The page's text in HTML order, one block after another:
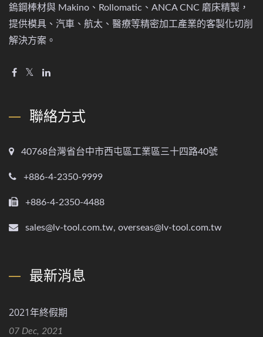
鎢鋼棒材與 Makino、Rollomatic、ANCA CNC 磨床精製，
提供模具、汽車、航太、醫療等精密加工產業的客製化切削
解決方案。
聯絡方式
40768台灣省台中市西屯區工業區三十四路40號
+886-4-2350-9999
+886-4-2350-4488
sales@lv-tool.com.tw, overseas@lv-tool.com.tw
最新消息
2021年終假期
07 Dec, 2021